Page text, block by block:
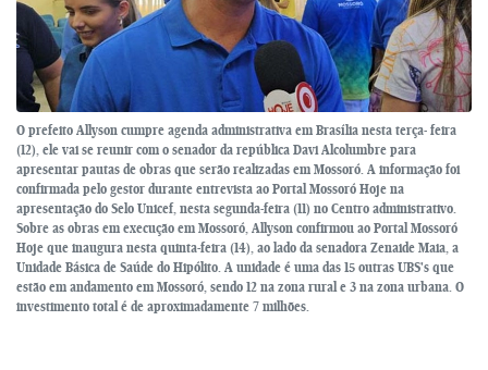
O prefeito Allyson cumpre agenda administrativa em Brasília nesta terça- feira
(12), ele vai se reunir com o senador da república Davi Alcolumbre para
apresentar pautas de obras que serão realizadas em Mossoró. A informação foi
confirmada pelo gestor durante entrevista ao Portal Mossoró Hoje na
apresentação do Selo Unicef, nesta segunda-feira (11) no Centro administrativo.
Sobre as obras em execução em Mossoró, Allyson confirmou ao Portal Mossoró
Hoje que inaugura nesta quinta-feira (14), ao lado da senadora Zenaide Maia, a
Unidade Básica de Saúde do Hipólito. A unidade é uma das 15 outras UBS's que
estão em andamento em Mossoró, sendo 12 na zona rural e 3 na zona urbana. O
investimento total é de aproximadamente 7 milhões.